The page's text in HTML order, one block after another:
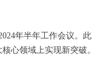
年半年工作会议。
心领域上实现新突破